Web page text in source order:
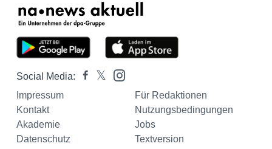
Social Media:
Impressum
Für Redaktionen
Kontakt
Nutzungsbedingungen
Akademie
Jobs
Datenschutz
Textversion